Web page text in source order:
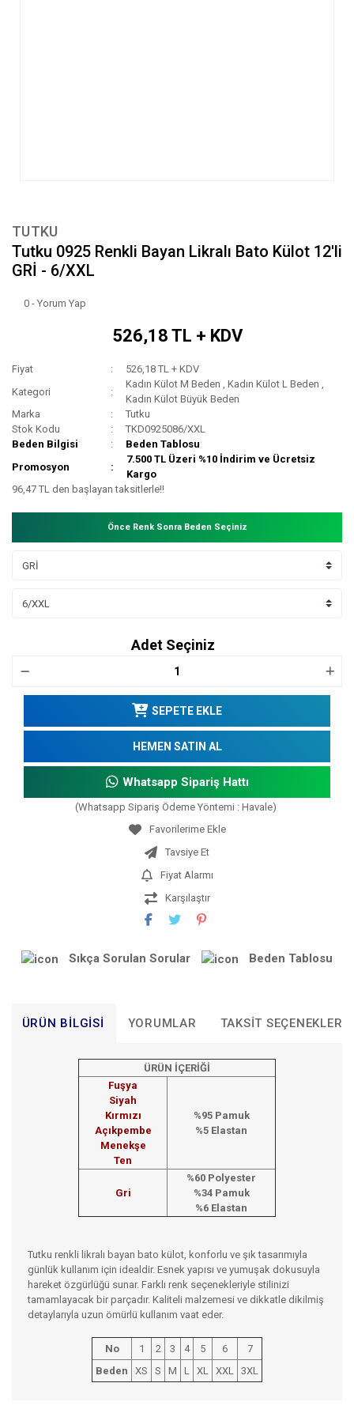
TUTKU
Tutku 0925 Renkli Bayan Likralı Bato Külot 12'li
GRİ - 6/XXL
0 - Yorum Yap
526,18 TL + KDV
Fiyat
526,18 TL + KDV
Kategori
Kadın Külot M Beden ,Kadın Külot L Beden ,
Kadın Külot Büyük Beden
Marka
Tutku
Stok Kodu
TKD0925086/XXL
Beden Bilgisi
Beden Tablosu
Promosyon
7.500 TL Üzeri %10 İndirim ve Ücretsiz
Kargo
96,47 TL den başlayan taksitlerle!!
Önce Renk Sonra Beden Seçiniz
Adet Seçiniz
SEPETE EKLE
HEMEN SATIN AL
Whatsapp Sipariş Hattı
(Whatsapp Sipariş Ödeme Yöntemi : Havale)
Tavsiye Et
Fiyat Alarmı
Karşılaştır
Sıkça Sorulan Sorular Beden Tablosu
ÜRÜN BILGISI YORUMLAR TAKSIT SEÇENEKLERI
ÜRÜN İÇERİĞİ
Fuşya
Siyah
Kırmızı
Açıkpembe
Menekşe
Ten
%95 Pamu k
%5 Elastan
Gri
%60 Polyester
%34 Pamuk
%6 Elastan
Tutku renkli likralı bayan bato külot, konforlu ve şık tasarımıyla
günlük kullanım için idealdir. Esnek yapısı ve yumuşak dokusuyla
hareket özgürlüğü sunar. Farklı renk seçenekleriyle stilinizi
tamamlayacak bir parçadır. Kaliteli malzemesi ve dikkatle dikilmiş
detaylarıyla uzun ömürlü kullanım vaat eder.
No 1 2 3 4 5 6
7
Beden
XS S M L XL XXL 3XL